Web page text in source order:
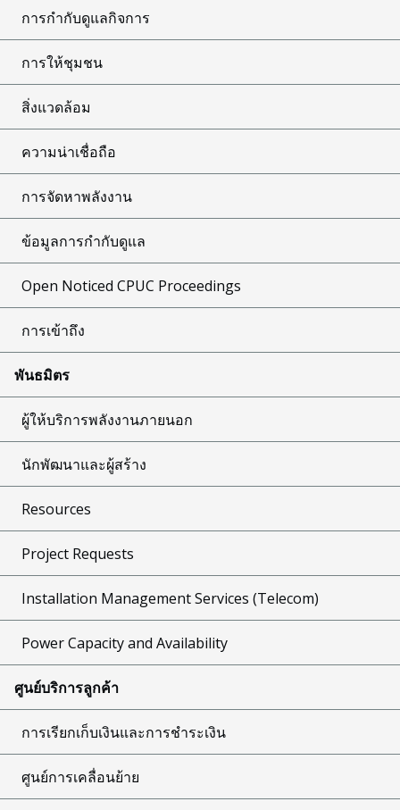
การกำกับดูแลกิจการ
การให้ชุมชน
สิ่งแวดล้อม
ความน่าเชื่อถือ
การจัดหาพลังงาน
ข้อมูลการกำกับดูแล
Open Noticed CPUC Proceedings
การเข้าถึง
พันธมิตร
ผู้ให้บริการพลังงานภายนอก
นักพัฒนาและผู้สร้าง
Resources
Project Requests
Installation Management Services (Telecom)
Power Capacity and Availability
ศูนย์บริการลูกค้า
การเรียกเก็บเงินและการชำระเงิน
ศูนย์การเคลื่อนย้าย